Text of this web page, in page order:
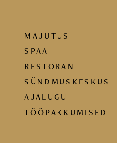
MAJUTUS
SPAA
RESTORAN
SÜNDMUSKESKUS
AJALUGU
TÖÖPAKKUMISED